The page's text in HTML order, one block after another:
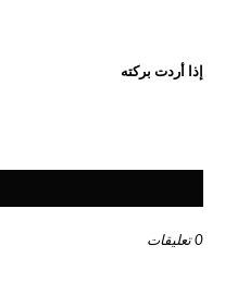
إذا أردت بركته
0 تعليقات